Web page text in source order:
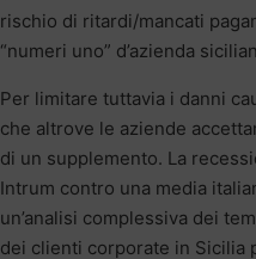
rischio di ritardi/mancati
“numeri uno” d’azienda
Per limitare tuttavia i danni
che altrove le aziende
di un supplemento. La
Intrum contro una media
un’analisi complessiva dei
dei clienti corporate in Sicilia